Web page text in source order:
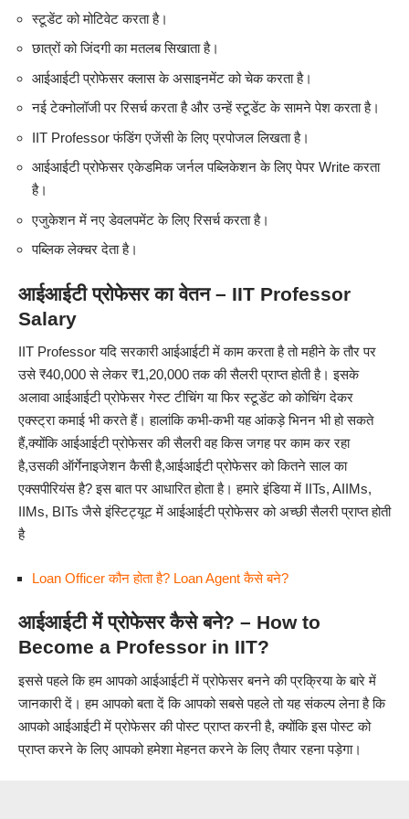
स्टूडेंट को मोटिवेट करता है।
छात्रों को जिंदगी का मतलब सिखाता है।
आईआईटी प्रोफेसर क्लास के असाइनमेंट को चेक करता है।
नई टेक्नोलॉजी पर रिसर्च करता है और उन्हें स्टूडेंट के सामने पेश करता है।
IIT Professor फंडिंग एजेंसी के लिए प्रपोजल लिखता है।
आईआईटी प्रोफेसर एकेडमिक जर्नल पब्लिकेशन के लिए पेपर Write करता
है।
एजुकेशन में नए डेवलपमेंट के लिए रिसर्च करता है।
पब्लिक लेक्चर देता है।
आईआईटी प्रोफेसर का वेतन – IIT Professor
Salary
IIT Professor यदि सरकारी आईआईटी में काम करता है तो महीने के तौर पर
उसे ₹40,000 से लेकर ₹1,20,000 तक की सैलरी प्राप्त होती है। इसके
अलावा आईआईटी प्रोफेसर गेस्ट टीचिंग या फिर स्टूडेंट को कोचिंग देकर
एक्स्ट्रा कमाई भी करते हैं। हालांकि कभी-कभी यह आंकड़े भिनन भी हो सकते
हैं,क्योंकि आईआईटी प्रोफेसर की सैलरी वह किस जगह पर काम कर रहा
है,उसकी ऑर्गेनाइजेशन कैसी है,आईआईटी प्रोफेसर को कितने साल का
एक्सपीरियंस है? इस बात पर आधारित होता है। हमारे इंडिया में IITs, AIIMs,
IIMs, BITs जैसे इंस्टिट्यूट में आईआईटी प्रोफेसर को अच्छी सैलरी प्राप्त होती
है
Loan Officer कौन होता है? Loan Agent कैसे बने?
आईआईटी में प्रोफेसर कैसे बने? – How to
Become a Professor in IIT?
इससे पहले कि हम आपको आईआईटी में प्रोफेसर बनने की प्रक्रिया के बारे में
जानकारी दें। हम आपको बता दें कि आपको सबसे पहले तो यह संकल्प लेना है कि
आपको आईआईटी में प्रोफेसर की पोस्ट प्राप्त करनी है, क्योंकि इस पोस्ट को
प्राप्त करने के लिए आपको हमेशा मेहनत करने के लिए तैयार रहना पड़ेगा।